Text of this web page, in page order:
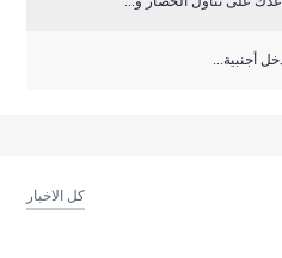
أجنبية...
كل الاخبار